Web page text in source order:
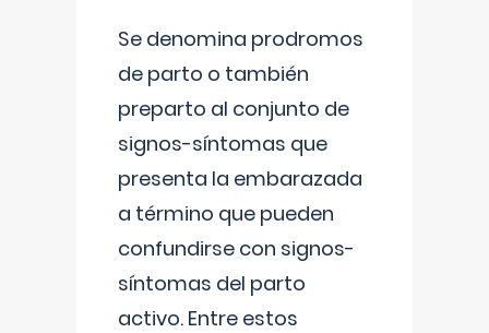
Se denomina prodromos
de parto o también
preparto al conjunto de
signos-síntomas que
presenta la embarazada
a término que pueden
confundirse con signos-
síntomas del parto
activo. Entre estos